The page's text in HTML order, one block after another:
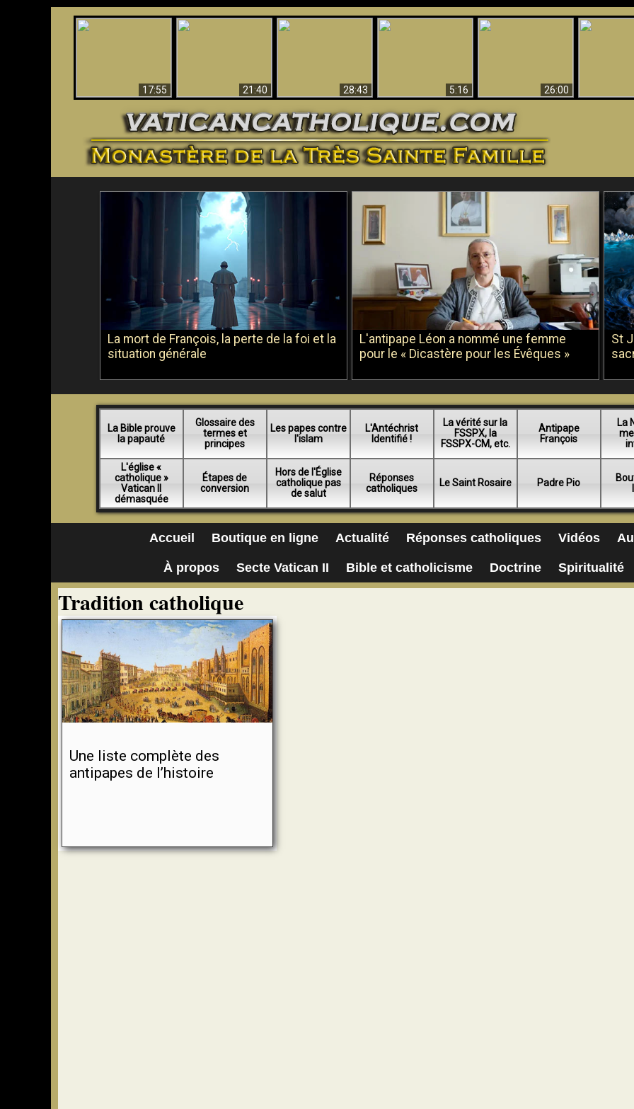
17:55
21:40
28:43
5:16
26:00
La mort de François, la perte de la foi et la
situation générale
L'antipape Léon a nommé une femme
pour le « Dicastère pour les Évêques »
St
La Bible prouve
la papauté
Glossaire des
termes et
principes
Les papes contre
l'islam
L'Antéchrist
Identifié !
La vérité sur la
FSSPX, la
FSSPX-CM, etc.
Antipape
François
La
L'église «
catholique »
Vatican II
démasquée
Étapes de
conversion
Hors de l'Église
catholique pas
de salut
Réponses
catholiques
Le Saint Rosaire Padre Pio
Accueil Boutique en ligne Actualité Réponses catholiques Vidéos
À propos Secte Vatican II Bible et catholicisme Doctrine Spiritualité
Tradition catholique
Une liste complète des
antipapes de l’histoire